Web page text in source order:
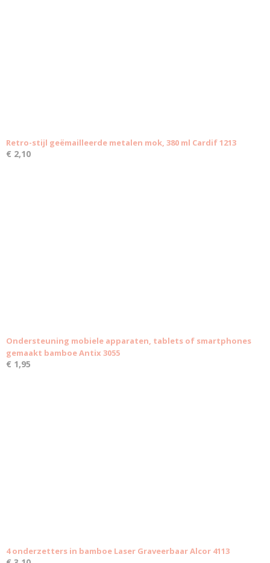
Retro-stijl geëmailleerde metalen mok, 380 ml Cardif 1213
€ 2,10
Ondersteuning mobiele apparaten, tablets of smartphones
gemaakt bamboe Antix 3055
€ 1,95
4 onderzetters in bamboe Laser Graveerbaar Alcor 4113